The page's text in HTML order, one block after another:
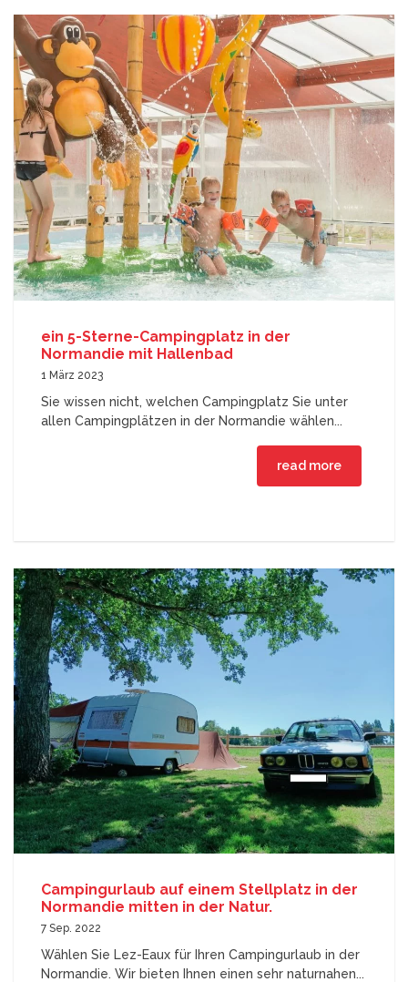
ein 5-Sterne-Campingplatz in der
Normandie mit Hallenbad
1 März 2023
Sie wissen nicht, welchen Campingplatz Sie unter
allen Campingplätzen in der Normandie wählen...
read more
Campingurlaub auf einem Stellplatz in der
Normandie mitten in der Natur.
7 Sep. 2022
Wählen Sie Lez-Eaux für Ihren Campingurlaub in der
Normandie. Wir bieten Ihnen einen sehr naturnahen...